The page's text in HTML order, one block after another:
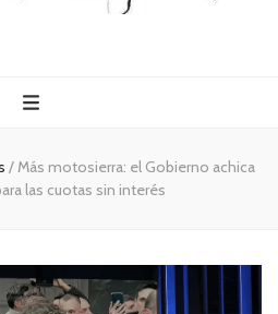
es
/Más motosierra: el Gobierno achica
las cuotas sin interés